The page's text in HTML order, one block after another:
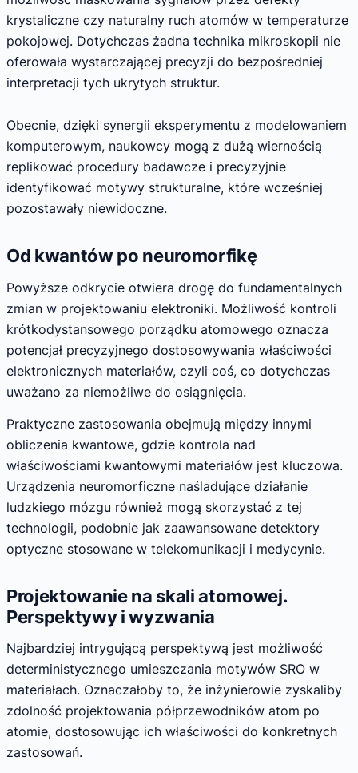
krystaliczne czy naturalny ruch atomów w temperaturze
pokojowej. Dotychczas żadna technika mikroskopii nie
oferowała wystarczającej precyzji do bezpośredniej
interpretacji tych ukrytych struktur.
Obecnie, dzięki synergii eksperymentu z modelowaniem
komputerowym, naukowcy mogą z dużą wiernością
replikować procedury badawcze i precyzyjnie
identyfikować motywy strukturalne, które wcześniej
pozostawały niewidoczne.
Od kwantów po neuromorfikę
Powyższe odkrycie otwiera drogę do fundamentalnych
zmian w projektowaniu elektroniki. Możliwość kontroli
krótkodystansowego porządku atomowego oznacza
potencjał precyzyjnego dostosowywania właściwości
elektronicznych materiałów, czyli coś, co dotychczas
uważano za niemożliwe do osiągnięcia.
Praktyczne zastosowania obejmują między innymi
obliczenia kwantowe, gdzie kontrola nad
właściwościami kwantowymi materiałów jest kluczowa.
Urządzenia neuromorficzne naśladujące działanie
ludzkiego mózgu również mogą skorzystać z tej
technologii, podobnie jak zaawansowane detektory
optyczne stosowane w telekomunikacji i medycynie.
Projektowanie na skali atomowej.
Perspektywy i wyzwania
Najbardziej intrygującą perspektywą jest możliwość
deterministycznego umieszczania motywów SRO w
materiałach. Oznaczałoby to, że inżynierowie zyskaliby
zdolność projektowania półprzewodników atom po
atomie, dostosowując ich właściwości do konkretnych
zastosowań.